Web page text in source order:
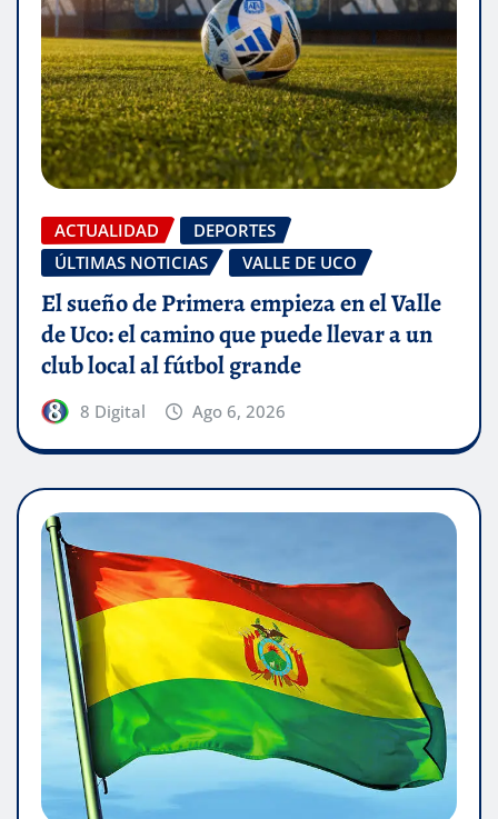
ACTUALIDAD
DEPORTES
ÚLTIMAS NOTICIAS
VALLE DE UCO
El sueño de Primera empieza en el Valle
de Uco: el camino que puede llevar a un
club local al fútbol grande
8 Digital Ago 6, 2026